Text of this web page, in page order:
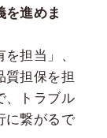
を進めま
担当」、
質担保を担
、トラブル
に繋がるで